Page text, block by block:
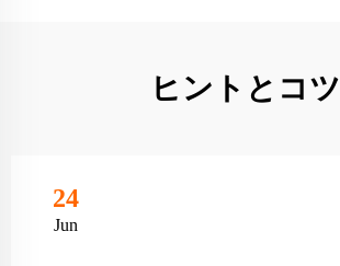
ヒントとコツ
24
Jun